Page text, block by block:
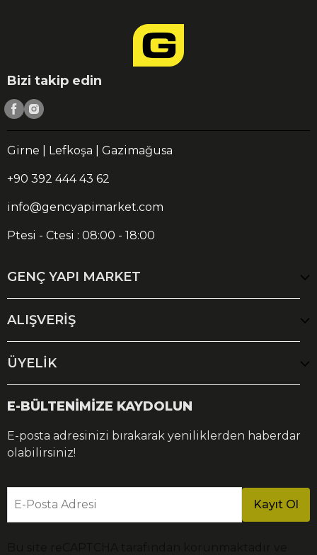
Bizi takip edin
Girne | Lefkoşa | Gazimağusa
+90 392 444 43 62
info@gencyapimarket.com
Ptesi - Ctesi : 08:00 - 18:00
GENÇ YAPI MARKET
ALIŞVERİŞ
ÜYELİK
E-BÜLTENİMİZE KAYDOLUN
E-posta adresinizi bırakarak yeniliklerden haberdar
olabilirsiniz!
E-Posta Adresi Kayıt Ol